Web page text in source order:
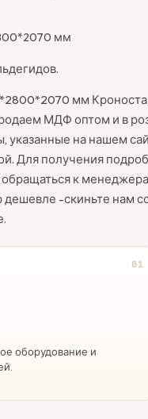
мм
мм
МДФ оптом и в
указанные на нашем
Для получения
к
дешевле -скиньте
01
оборудование и